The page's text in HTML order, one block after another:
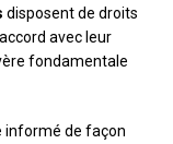
disposent de droits
avec leur
fondamentale
informé de façon